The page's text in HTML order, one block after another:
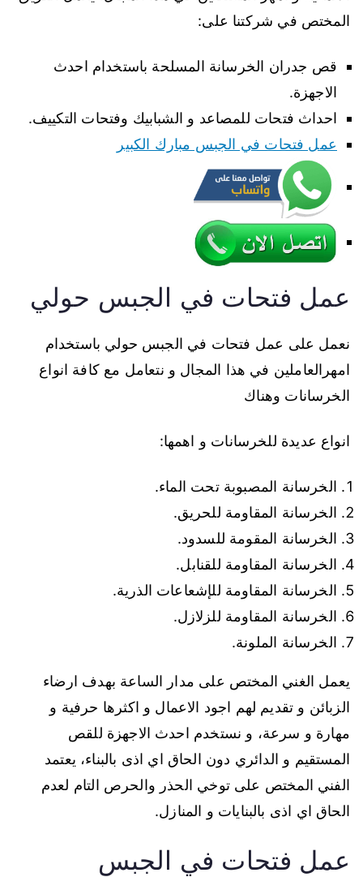
المختص في شركتنا على:
قص جدران الخرسانة المسلحة باستخدام احدث
الاجهزة.
احداث فتحات للمصاعد و الشبابيك وفتحات التكييف.
عمل فتحات في الجبس مبارك الكبير
عمل فتحات في الجبس حولي
نعمل على عمل فتحات في الجبس حولي باستخدام
امهرالعاملين في هذا المجال و نتعامل مع كافة انواع
الخرسانات وهناك
انواع عديدة للخرسانات و اهمها:
الخرسانة المصبوبة تحت الماء.
الخرسانة المقاومة للحريق.
الخرسانة المقومة للسدود.
الخرسانة المقاومة للقنابل.
الخرسانة المقاومة للإشعاعات الذرية.
الخرسانة المقاومة للزلازل.
الخرسانة الملونة.
يعمل الغني المختص على مدار الساعة بهدف ارضاء
الزبائن و تقديم لهم اجود الاعمال و اكثرها حرفية و
مهارة و سرعة، و نستخدم احدث الاجهزة للقص
المستقيم و الدائري دون الحاق اي اذى بالبناء، يعتمد
الفني المختص على توخي الحذر والحرص التام لعدم
الحاق اي اذى بالبنايات و المنازل.
عمل فتحات في الجبس